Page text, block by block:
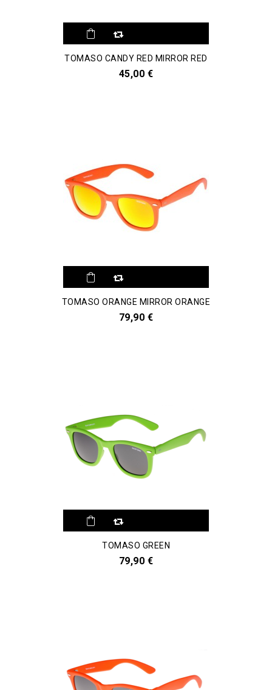
TOMASO CANDY RED MIRROR RED
45,00 €
TOMASO ORANGE MIRROR ORANGE
79,90 €
TOMASO GREEN
79,90 €